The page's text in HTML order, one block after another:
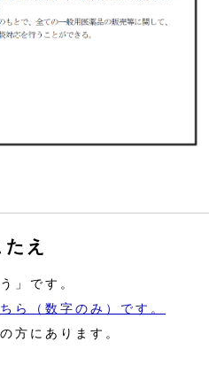
え
」です。
ら（数字のみ）です。
方にあります。